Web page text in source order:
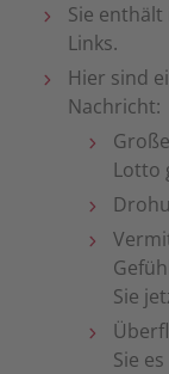
Sie
Links.
Hier sind
Nachricht:
Lotto
Sie
Sie